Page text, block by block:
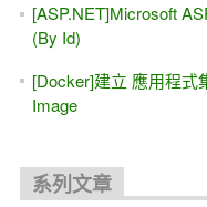
[ASP.NET]Microsoft
(By Id)
[Docker]建立 應用程式
Image
系列文章